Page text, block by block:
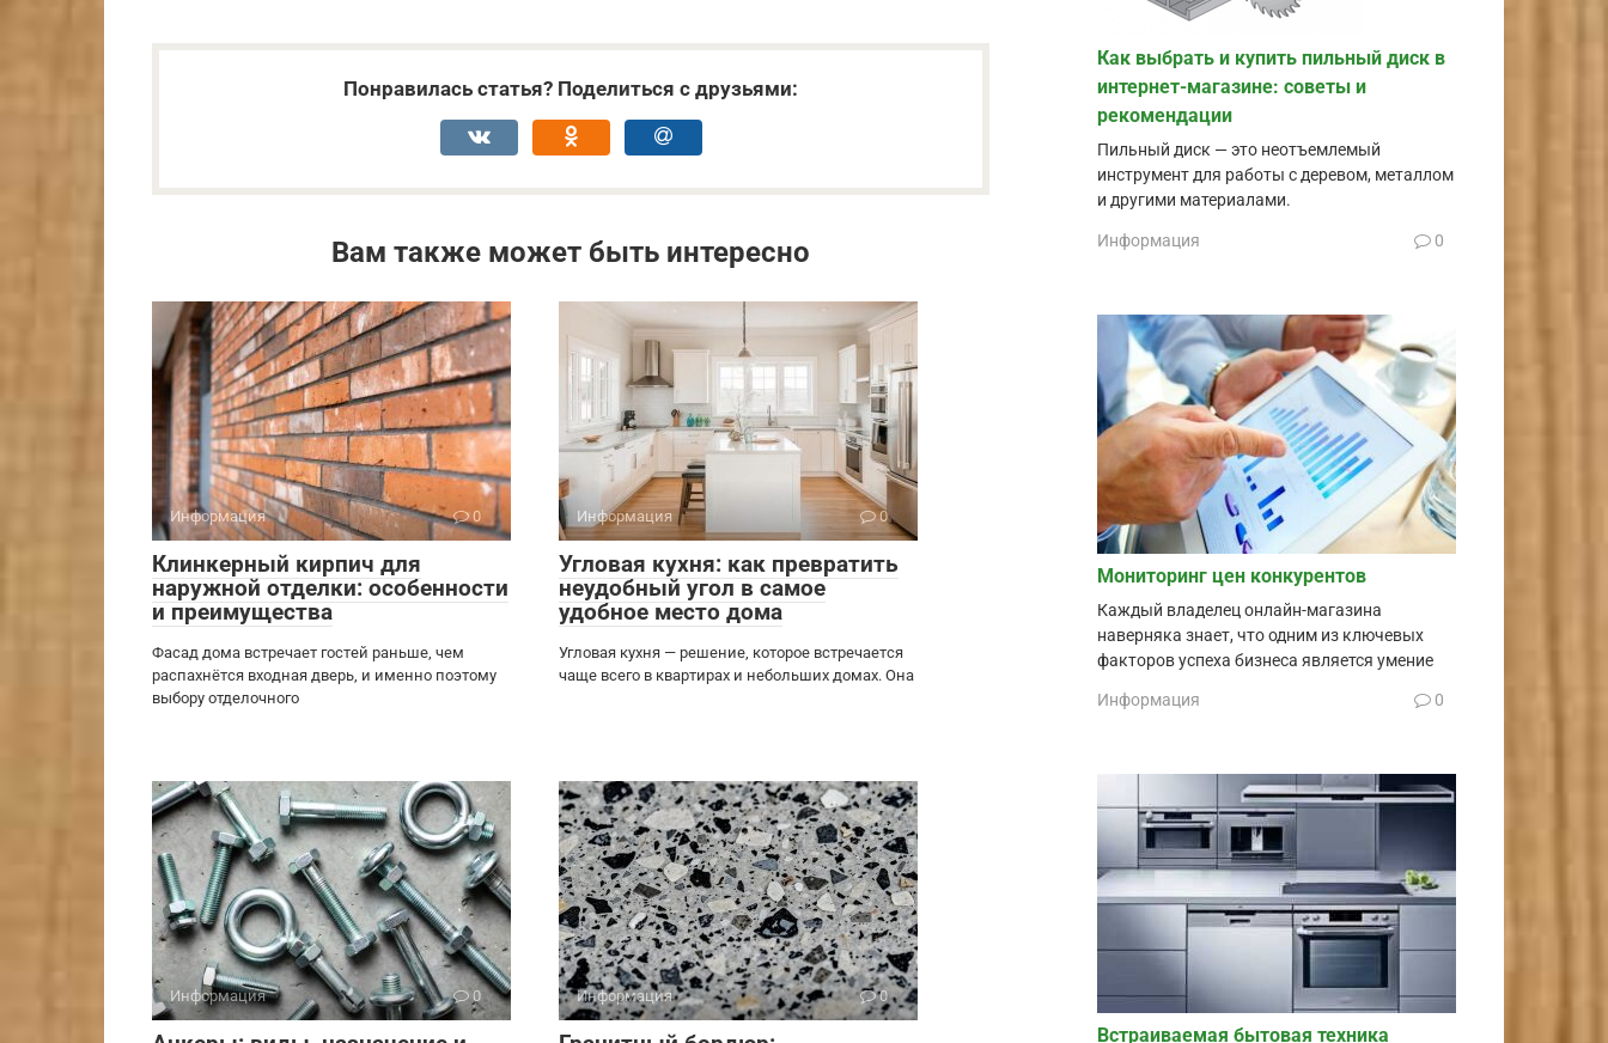
Понравилась статья? Поделиться с друзьями:
Вам также может быть интересно
Информация 0
Клинкерный кирпич для
наружной отделки: особенности
и преимущества
Фасад дома встречает гостей раньше, чем
распахнётся входная дверь, и именно поэтому
выбору отделочного
Информация 0
Угловая кухня: как превратить
неудобный угол в самое
удобное место дома
Угловая кухня — решение, которое встречается
чаще всего в квартирах и небольших домах. Она
Информация 0 Информация 0
Как выбрать и купить пильный диск в
интернет-магазине: советы и
рекомендации
Пильный диск — это неотъемлемый
инструмент для работы с деревом, металлом
и другими материалами.
Информация 0
Мониторинг цен конкурентов
Каждый владелец онлайн-магазина
наверняка знает, что одним из ключевых
факторов успеха бизнеса является умение
Информация 0
Встраиваемая бытовая техника